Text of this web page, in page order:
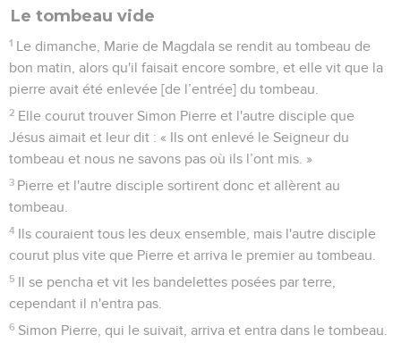
Le tombeau vide
1 Le dimanche, Marie de Magdala se rendit au tombeau de
bon matin, alors qu'il faisait encore sombre, et elle vit que la
pierre avait été enlevée [de l’entrée] du tombeau.
2 Elle courut trouver Simon Pierre et l'autre disciple que
Jésus aimait et leur dit : « Ils ont enlevé le Seigneur du
tombeau et nous ne savons pas où ils l’ont mis. »
3 Pierre et l'autre disciple sortirent donc et allèrent au
tombeau.
4 Ils couraient tous les deux ensemble, mais l'autre disciple
courut plus vite que Pierre et arriva le premier au tombeau.
5 Il se pencha et vit les bandelettes posées par terre,
cependant il n'entra pas.
6 Simon Pierre, qui le suivait, arriva et entra dans le tombeau.